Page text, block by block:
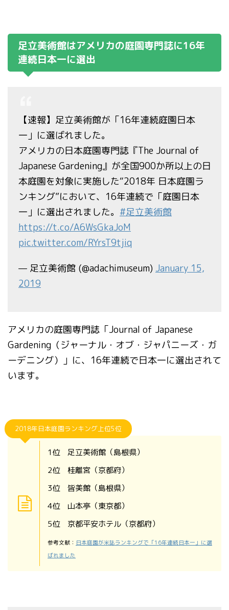
足立美術館はアメリカの庭園専門誌に16年
連続日本一に選出
【速報】足立美術館が「16年連続庭園日本
一」に選ばれました。
アメリカの日本庭園専門誌『The Journal of
Japanese Gardening』が全国900か所以上の日
本庭園を対象に実施した“2018年 日本庭園ラ
ンキング”において、16年連続で「庭園日本
一」に選出されました。 #足立美術館
https://t.co/A6WsGkaJoM
pic.twitter.com/RYrsT9tjiq
— 足立美術館 (@adachimuseum) January 15,
2019
アメリカの庭園専門誌「Journal of Japanese
Gardening（ジャーナル・オブ・ジャパニーズ・ガ
ーデニング）」に、16年連続で日本一に選出されて
います。
2018年日本庭園ランキング上位5位
1位 足立美術館（島根県）
2位 桂離宮（京都府）
3位 皆美館（島根県）
4位 山本亭（東京都）
5位 京都平安ホテル（京都府）
参考文献： 日本庭園が米誌ランキングで「16年連続日本一」に選
ばれました